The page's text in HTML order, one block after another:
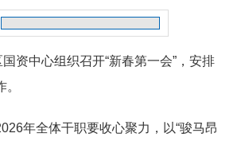
资中心组织召开“新春第一会”，安排
年全体干职要收心聚力，以“骏马昂